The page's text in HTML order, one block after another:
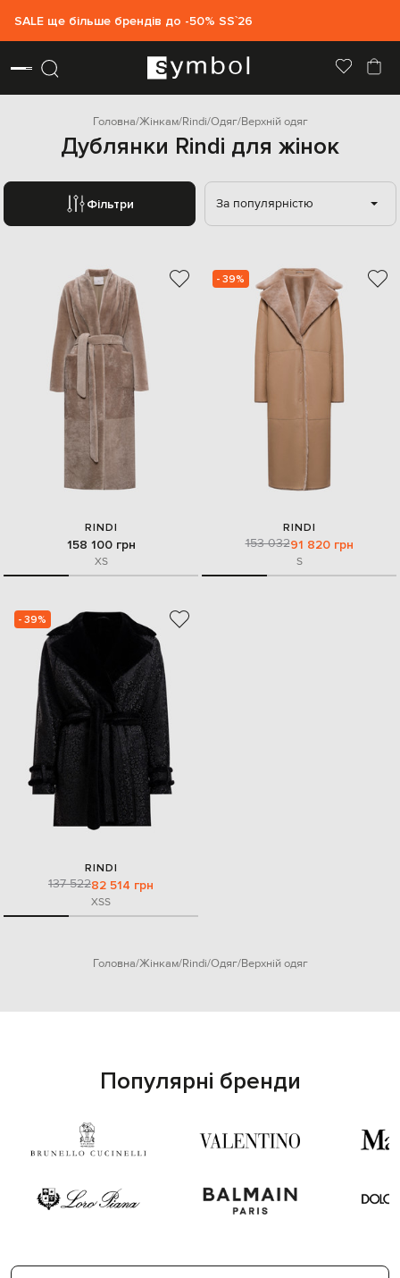
SALE ще більше брендів до -50% SS`26
Головна Жінкам Rindi Одяг Верхній одяг
Дублянки Rindi для жінок
Фільтри За популярністю
RINDI
158 100 грн
XS
- 39%
RINDI
153 03291 820 грн
S
- 39%
RINDI
137 52282 514 грн
XSS
Головна Жінкам Rindi Одяг Верхній одяг
Популярні бренди